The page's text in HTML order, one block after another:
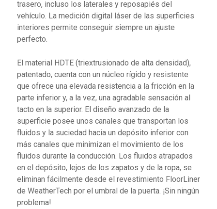
trasero, incluso los laterales y reposapiés del
vehículo. La medición digital láser de las superficies
interiores permite conseguir siempre un ajuste
perfecto.
El material HDTE (triextrusionado de alta densidad),
patentado, cuenta con un núcleo rígido y resistente
que ofrece una elevada resistencia a la fricción en la
parte inferior y, a la vez, una agradable sensación al
tacto en la superior. El diseño avanzado de la
superficie posee unos canales que transportan los
fluidos y la suciedad hacia un depósito inferior con
más canales que minimizan el movimiento de los
fluidos durante la conducción. Los fluidos atrapados
en el depósito, lejos de los zapatos y de la ropa, se
eliminan fácilmente desde el revestimiento FloorLiner
de WeatherTech por el umbral de la puerta. ¡Sin ningún
problema!